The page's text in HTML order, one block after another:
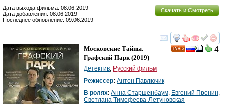
Скачать и Смотреть
Дата выхода фильма: 08.06.2019
Дата добавления: 08.06.2019
Последнее обновление: 09.06.2019
смотреть
4
Московские Тайны.
Графский Парк (2019)
Детектив, Русский фильм
Режиссер: Антон Павлючик
В ролях: Анна Старшенбаум, Евгений Пронин,
Светлана Тимофеева-Летуновская